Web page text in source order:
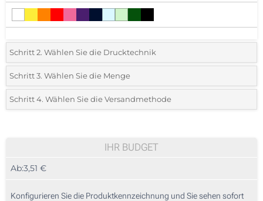
Schritt 2. Wählen Sie die Drucktechnik
*Wählen Sie die Druck- und Farbtechniken für Ihr Logo:
1 Farbig (Auf dem Griff)
1 Farbig (Auf einem Panel)
Schritt 3. Wählen Sie die Menge
*Bitte wählen Sie Ihre gewünschte Menge
20
Schritt 4. Wählen Sie die Versandmethode
IHR BUDGET
Ab:3,51 €
Konfigurieren Sie die Produktkennzeichnung und Sie sehen sofort